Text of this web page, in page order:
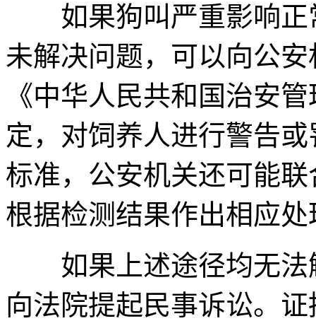
如果狗叫严重影响正
未解决问题，可以向公
《中华人民共和国治安
定，对饲养人进行警告
标准，公安机关还可能
根据检测结果作出相应处
如果上述途径均无法
向法院提起民事诉讼。